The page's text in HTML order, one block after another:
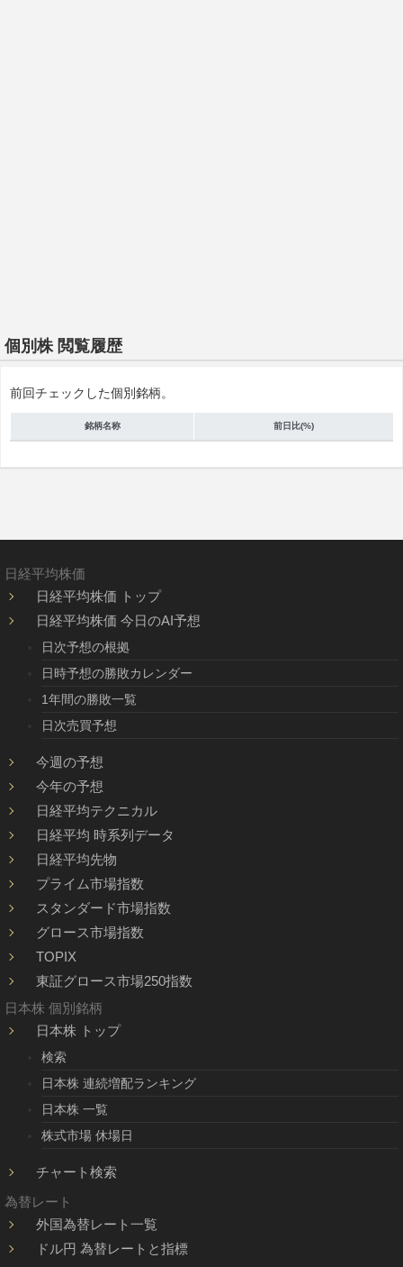
個別株 閲覧履歴
前回チェックした個別銘柄。
銘柄名称 前日比(%)
日経平均株価
日経平均株価 トップ
日経平均株価 今日のAI予想
日次予想の根拠
日時予想の勝敗カレンダー
1年間の勝敗一覧
日次売買予想
今週の予想
今年の予想
日経平均テクニカル
日経平均 時系列データ
日経平均先物
プライム市場指数
スタンダード市場指数
グロース市場指数
TOPIX
東証グロース市場250指数
日本株 個別銘柄
日本株 トップ
検索
日本株 連続増配ランキング
日本株 一覧
株式市場 休場日
チャート検索
為替レート
外国為替レート一覧
ドル円 為替レートと指標